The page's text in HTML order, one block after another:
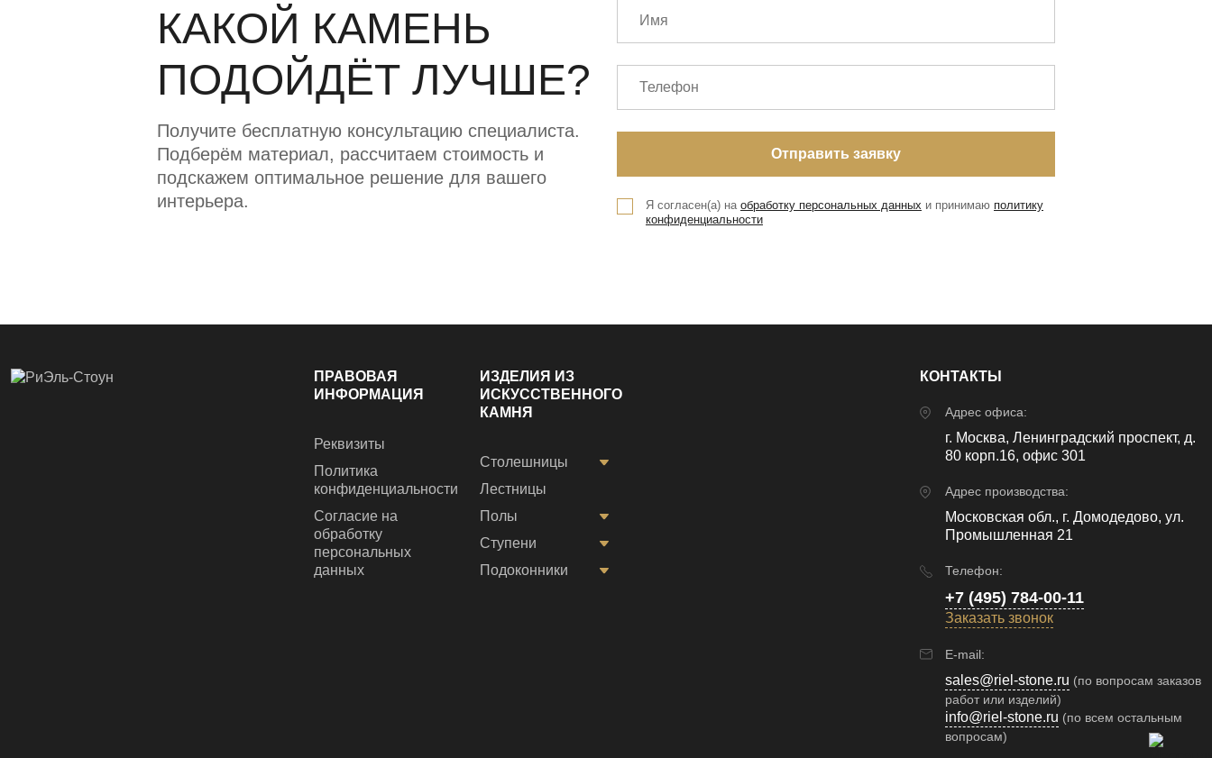
КАКОЙ КАМЕНЬ
ПОДОЙДЁТ ЛУЧШЕ?
Получите бесплатную консультацию специалиста.
Подберём материал, рассчитаем стоимость и
подскажем оптимальное решение для вашего
интерьера.
Я согласен(а) на обработку персональных данных и принимаю политику
конфиденциальности
ПРАВОВАЯ
ИНФОРМАЦИЯ
Реквизиты
Политика
конфиденциальности
Согласие на
обработку
персональных
данных
ИЗДЕЛИЯ ИЗ
ИСКУССТВЕННОГО
КАМНЯ
Столешницы
Лестницы
Полы
Ступени
Подоконники
КОНТАКТЫ
Адрес офиса:
г. Москва, Ленинградский проспект, д.
80 корп.16, офис 301
Адрес производства:
Московская обл., г. Домодедово, ул.
Промышленная 21
Телефон:
+7 (495) 784-00-11
Заказать звонок
E-mail:
sales@riel-stone.ru (по вопросам заказов
работ или изделий)
info@riel-stone.ru (по всем остальным
вопросам)